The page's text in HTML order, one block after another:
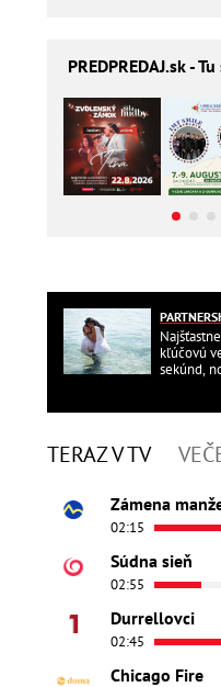
PREDPREDAJ.sk -
kľúčovú
sekúnd,
TERAZ V TV
Zámena
02:15
Súdna sieň
02:55
Durrellovci
02:45
Chicago Fire